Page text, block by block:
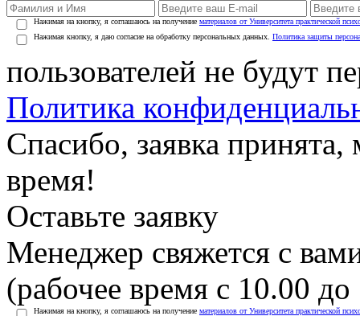
Нажимая на кнопку, я соглашаюсь на получение материалов от Университета практической
Нажимая кнопку, я даю согласие на обработку персональных данных. Политика защиты
пользователей не будут
Политика
Спасибо, заявка
время!
Оставьте заявку
Менеджер свяжется с
(рабочее время с 10.00
Нажимая на кнопку, я соглашаюсь на получение материалов от Университета практической